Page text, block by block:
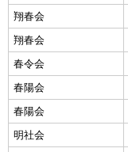
翔春会
翔春会
春令会
春陽会
春陽会
明社会